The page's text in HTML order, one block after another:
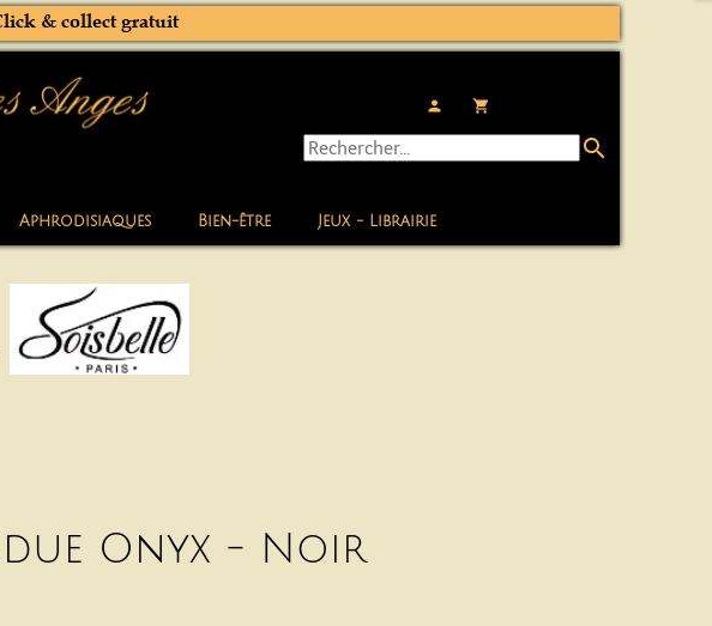
Aphrodisiaques Bien-être Jeux - Librairie
person local_grocery_store
& collect gratuit
search
Onyx - Noir